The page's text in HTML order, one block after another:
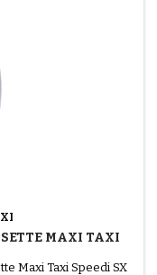
MAXI TAXI
Maxi Taxi Speedi SX